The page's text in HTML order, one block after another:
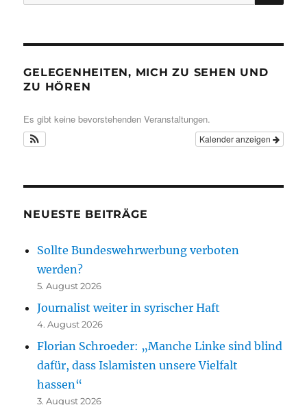
nach:
GELEGENHEITEN, MICH ZU SEHEN UND
ZU HÖREN
Es gibt keine bevorstehenden Veranstaltungen.
Kalender anzeigen
NEUESTE BEITRÄGE
Sollte Bundeswehrwerbung verboten
werden?
5. August 2026
Journalist weiter in syrischer Haft
4. August 2026
Florian Schroeder: „Manche Linke sind blind
dafür, dass Islamisten unsere Vielfalt
hassen“
3. August 2026